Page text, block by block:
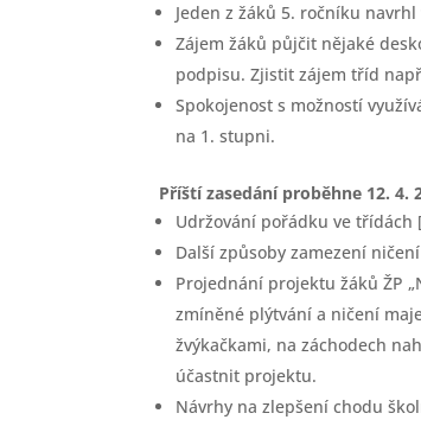
Jeden z žáků 5. ročníku
Zájem žáků půjčit nějaké
podpisu. Zjistit zájem tříd
Spokojenost s možností
na 1. stupni.
Příští zasedání proběhne 12. 4.
Udržování pořádku ve třídách
Další způsoby zamezení
Projednání projektu žáků ŽP
zmíněné plýtvání a ničení
žvýkačkami, na záchodech
účastnit projektu.
Návrhy na zlepšení chodu